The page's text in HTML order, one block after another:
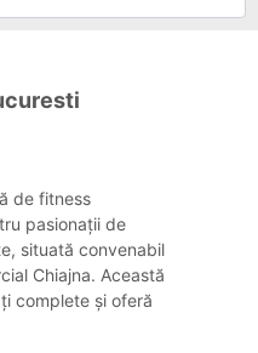
de fitness
pasionații de
situată convenabil
Chiajna. Această
complete și oferă